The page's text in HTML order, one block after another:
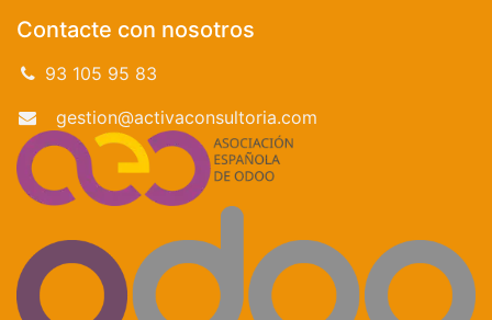
Contacte con nosotros
93 105 95 83
gestion@activaconsultoria.com